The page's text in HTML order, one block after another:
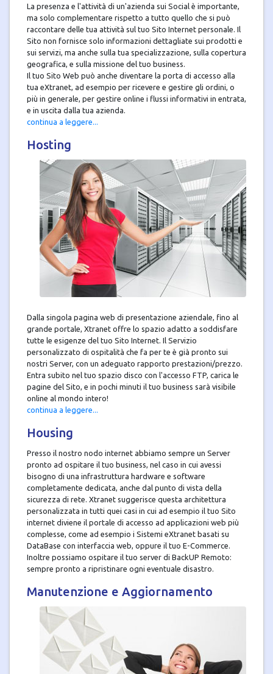
La presenza e l'attività di un'azienda sui Social è importante,
ma solo complementare rispetto a tutto quello che si può
raccontare delle tua attività sul tuo Sito Internet personale. Il
Sito non fornisce solo informazioni dettagliate sui prodotti e
sui servizi, ma anche sulla tua specializzazione, sulla copertura
geografica, e sulla missione del tuo business.
Il tuo Sito Web può anche diventare la porta di accesso alla
tua eXtranet, ad esempio per ricevere e gestire gli ordini, o
più in generale, per gestire online i flussi informativi in entrata,
e in uscita dalla tua azienda.
continua a leggere...
Hosting
Dalla singola pagina web di presentazione aziendale, fino al
grande portale, Xtranet offre lo spazio adatto a soddisfare
tutte le esigenze del tuo Sito Internet. Il Servizio
personalizzato di ospitalità che fa per te è già pronto sui
nostri Server, con un adeguato rapporto prestazioni/prezzo.
Entra subito nel tuo spazio disco con l'accesso FTP, carica le
pagine del Sito, e in pochi minuti il tuo business sarà visibile
online al mondo intero!
continua a leggere...
Housing
Presso il nostro nodo internet abbiamo sempre un Server
pronto ad ospitare il tuo business, nel caso in cui avessi
bisogno di una infrastruttura hardware e software
completamente dedicata, anche dal punto di vista della
sicurezza di rete. Xtranet suggerisce questa architettura
personalizzata in tutti quei casi in cui ad esempio il tuo Sito
internet diviene il portale di accesso ad applicazioni web più
complesse, come ad esempio i Sistemi eXtranet basati su
DataBase con interfaccia web, oppure il tuo E-Commerce.
Inoltre possiamo ospitare il tuo server di BackUP Remoto:
sempre pronto a ripristinare ogni eventuale disastro.
Manutenzione e Aggiornamento